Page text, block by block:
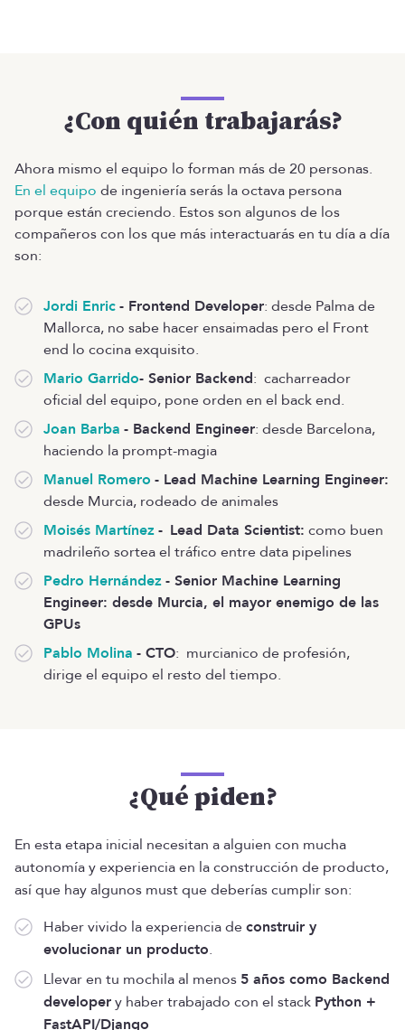
¿Con quién trabajarás?
Ahora mismo el equipo lo forman más de 20 personas.
En el equipo de ingeniería serás la octava persona
porque están creciendo. Estos son algunos de los
compañeros con los que más interactuarás en tu día a día
son:
Jordi Enric- Frontend Developer: desde Palma de
Mallorca, no sabe hacer ensaimadas pero el Front
end lo cocina exquisito.
Mario Garrido- Senior Backend: cacharreador
oficial del equipo, pone orden en el back end.
Joan Barba - Backend Engineer: desde Barcelona,
haciendo la prompt-magia
Manuel Romero - Lead Machine Learning Engineer:
desde Murcia, rodeado de animales
Moisés Martínez- Lead Data Scientist: como buen
madrileño sortea el tráfico entre data pipelines
Pedro Hernández- Senior Machine Learning
Engineer: desde Murcia, el mayor enemigo de las
GPUs
Pablo Molina - CTO: murcianico de profesión,
dirige el equipo el resto del tiempo.
¿Qué piden?
En esta etapa inicial necesitan a alguien con mucha
autonomía y experiencia en la construcción de producto,
así que hay algunos must que deberías cumplir son:
Haber vivido la experiencia deconstruir y
evolucionar un producto.
Llevar en tu mochila al menos 5 años como Backend
developery haber trabajado con el stack Python +
FastAPI/Django